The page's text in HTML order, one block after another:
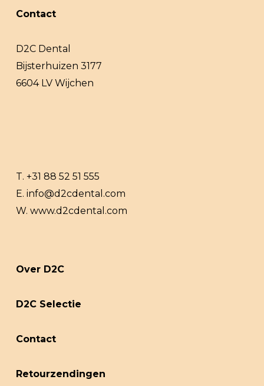
Contact
D2C Dental
Bijsterhuizen 3177
6604 LV Wijchen
T. +31 88 52 51 555
E. info@d2cdental.com
W. www.d2cdental.com
Over D2C
D2C Selectie
Contact
Retourzendingen